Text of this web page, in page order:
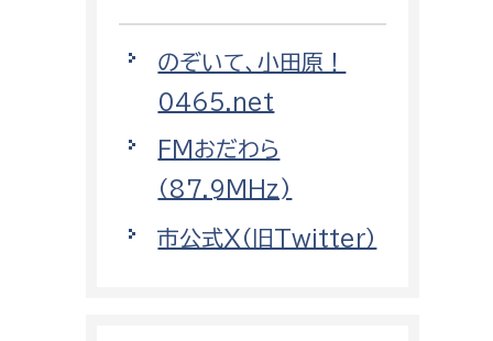
消防総務課
予防課
警防計画課
情報司令課
のぞいて、小田原！
0465.net
FMおだわら
（87.9MHz)
市公式X（旧Twitter）